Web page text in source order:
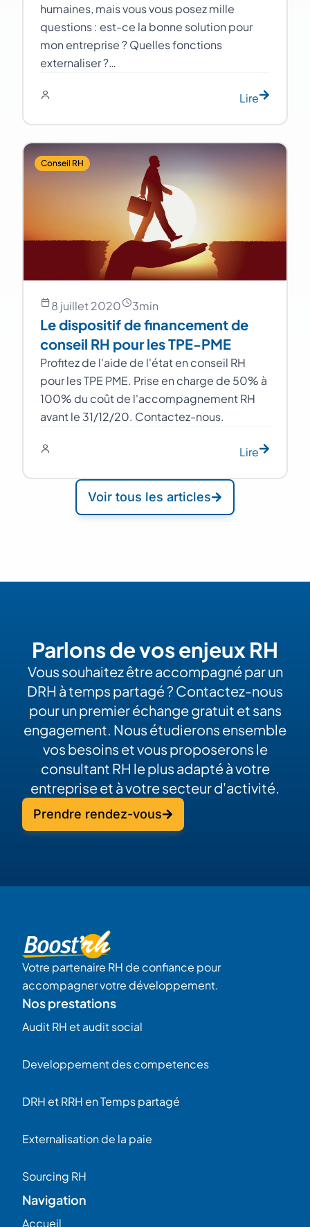
humaines, mais vous vous posez mille
questions : est-ce la bonne solution pour
mon entreprise ? Quelles fonctions
externaliser ?…
Lire
Conseil RH
8 juillet 2020 3min
Le dispositif de financement de
conseil RH pour les TPE-PME
Profitez de l'aide de l'état en conseil RH
pour les TPE PME. Prise en charge de 50% à
100% du coût de l'accompagnement RH
avant le 31/12/20. Contactez-nous.
Lire
Voir tous les articles
Parlons de vos enjeux RH
Vous souhaitez être accompagné par un
DRH à temps partagé ? Contactez-nous
pour un premier échange gratuit et sans
engagement. Nous étudierons ensemble
vos besoins et vous proposerons le
consultant RH le plus adapté à votre
entreprise et à votre secteur d'activité.
Prendre rendez-vous
Votre partenaire RH de confiance pour
accompagner votre développement.
Nos prestations
Audit RH et audit social
Developpement des competences
DRH et RRH en Temps partagé
Externalisation de la paie
Sourcing RH
Navigation
Accueil